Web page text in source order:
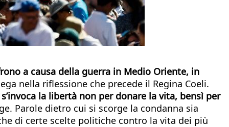
a causa della guerra in Medio Oriente, in
nella riflessione che precede il Regina Coeli.
la libertà non per donare la vita, bensì per
Parole dietro cui si scorge la condanna sia
di certe scelte politiche contro la vita dei più